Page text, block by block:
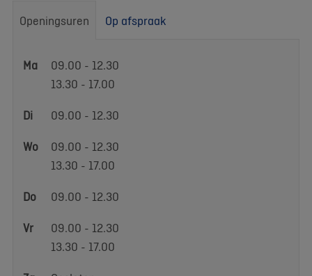
Openingsuren Op afspraak
Openingsuren
Ma
09.00 - 12.30
13.30 - 17.00
Di
09.00 - 12.30
Wo
09.00 - 12.30
13.30 - 17.00
Do
09.00 - 12.30
Vr
09.00 - 12.30
13.30 - 17.00